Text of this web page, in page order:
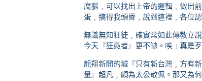
腐腦﹐可以找出上帝的邏輯﹐做出
蛋﹐搞得我頭昏﹐說到這裡﹐各位
無識無知狂徒﹐確實常如此傳教立
今天『狂愚者』更不缺。唉﹗真是
龍翔新開的城『只有新台灣﹐方有
量』超凡﹐頗為太公敬佩。那又為